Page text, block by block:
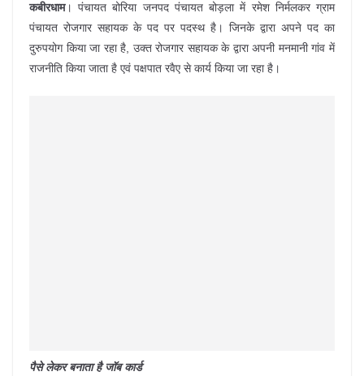
कबीरधाम। पंचायत बोरिया जनपद पंचायत बोड़ला में रमेश निर्मलकर ग्राम
पंचायत रोजगार सहायक के पद पर पदस्थ है। जिनके द्वारा अपने पद का
दुरुपयोग किया जा रहा है, उक्त रोजगार सहायक के द्वारा अपनी मनमानी गांव में
राजनीति किया जाता है एवं पक्षपात रवैए से कार्य किया जा रहा है।
पैसे लेकर बनाता है जॉब कार्ड